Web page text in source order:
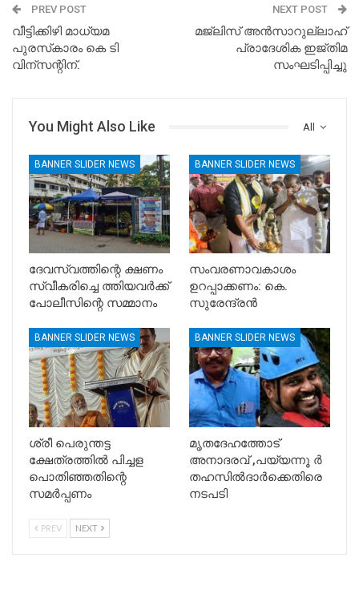
PREV POST
വീട്ടിക്കിഴി മാധ്യമ
പുരസ്‌കാരം കെ ടി
വിന്സന്റിന്.
NEXT POST
മജ്‌ലിസ് അൻസാറുല്ലാഹ്
പ്രാദേശിക ഇജ്തിമ
സംഘടിപ്പിച്ചു
All
You Might Also Like
BANNER SLIDER NEWS
ദേവസ്വത്തിന്റെ ക്ഷണം
സ്വീകരിച്ചെ ത്തിയവർക്ക്
പോലീസിന്റെ സമ്മാനം
BANNER SLIDER NEWS
സംവരണാവകാശം
ഉറപ്പാക്കണം: കെ.
സുരേന്ദ്രൻ
BANNER SLIDER NEWS
ശ്രീ പെരുന്തട്ട
ക്ഷേത്രത്തിൽ പിച്ചള
പൊതിഞ്ഞതിന്റെ
സമർപ്പണം
BANNER SLIDER NEWS
മൃതദേഹത്തോട്
അനാദരവ് ,പയ്യന്നൂ ർ
തഹസിൽദാർക്കെതിരെ
നടപടി
PREV NEXT